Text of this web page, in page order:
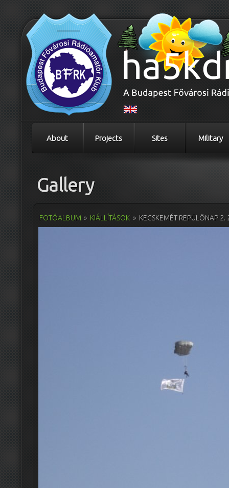
About Projects Sites Military
Gallery
FOTÓALBUM » KIÁLLÍTÁSOK » KECSKEMÉT REPÜLŐNAP 2.